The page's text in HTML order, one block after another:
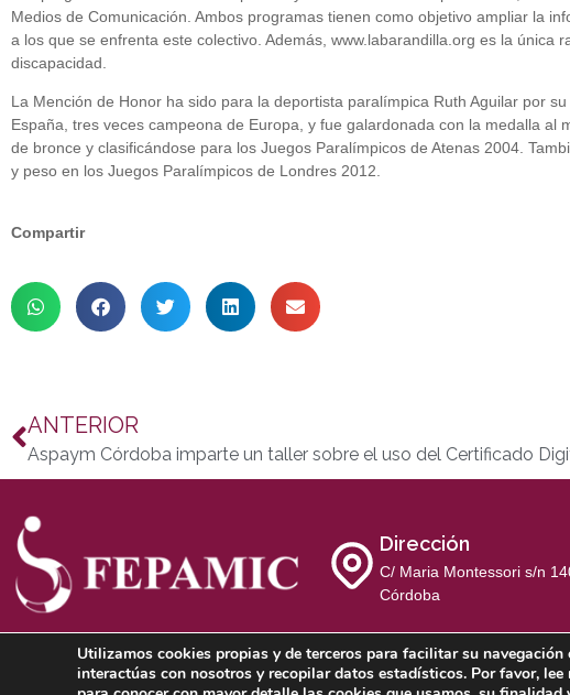
Medios de Comunicación. Ambos programas tienen como objetivo ampliar la
a los que se enfrenta este colectivo. Además, www.labarandilla.org es la
discapacidad.
La Mención de Honor ha sido para la deportista paralímpica Ruth Aguilar por
España, tres veces campeona de Europa, y fue galardonada con la medalla
de bronce y clasificándose para los Juegos Paralímpicos de Atenas 2004.
y peso en los Juegos Paralímpicos de Londres 2012.
Compartir
ANTERIOR
Dirección
C/ Maria Montessori s/n
Córdoba
Aviso LegalPolítica de Privacidad
Utilizamos cookies propias y de terceros para facilitar su navegación
interactúas con nosotros y recopilar datos estadísticos. Por favor, lee